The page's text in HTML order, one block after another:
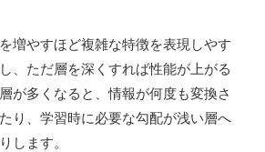
増やすほど複雑な特徴を表現しやす
、ただ層を深くすれば性能が上がる
が多くなると、情報が何度も変換さ
り、学習時に必要な勾配が浅い層へ
します。